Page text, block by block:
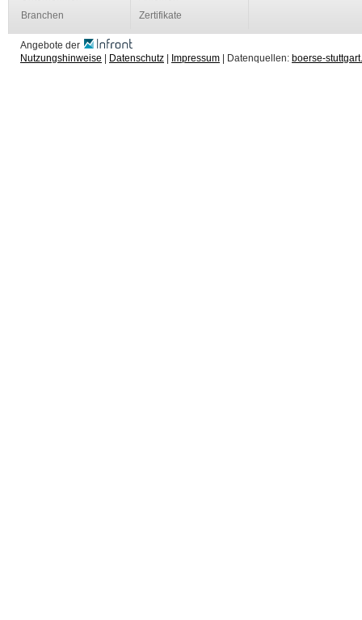
Branchen
Zertifikate
Angebote der
Nutzungshinweise | Datenschutz | Impressum | Datenquellen: boerse-